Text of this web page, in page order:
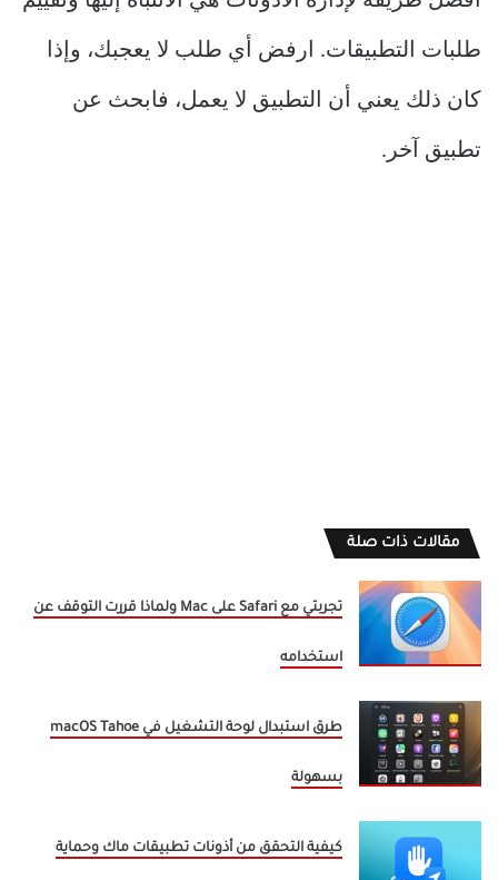
طلبات التطبيقات. ارفض أي طلب لا يعجبك، وإذا
كان ذلك يعني أن التطبيق لا يعمل، فابحث عن
تطبيق آخر.
مقالات ذات صلة
تجربتي مع Safari على Mac ولماذا قررت التوقف عن
استخدامه
طرق استبدال لوحة التشغيل في macOS Tahoe
بسهولة
كيفية التحقق من أذونات تطبيقات ماك وحماية